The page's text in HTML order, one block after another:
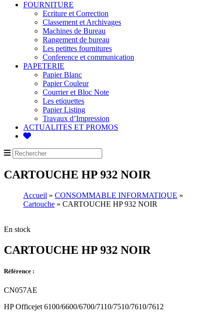
FOURNITURE
Ecriture et Correction
Classement et Archivages
Machines de Bureau
Rangement de bureau
Les petittes fournitures
Conference et communication
PAPETERIE
Papier Blanc
Papier Couleur
Courrier et Bloc Note
Les etiquettes
Papier Listing
Travaux d’Impression
ACTUALITES ET PROMOS
CARTOUCHE HP 932 NOIR
Accueil » CONSOMMABLE INFORMATIQUE »
Cartouche » CARTOUCHE HP 932 NOIR
En stock
CARTOUCHE HP 932 NOIR
Référence :
CN057AE
HP Officejet 6100/6600/6700/7110/7510/7610/7612